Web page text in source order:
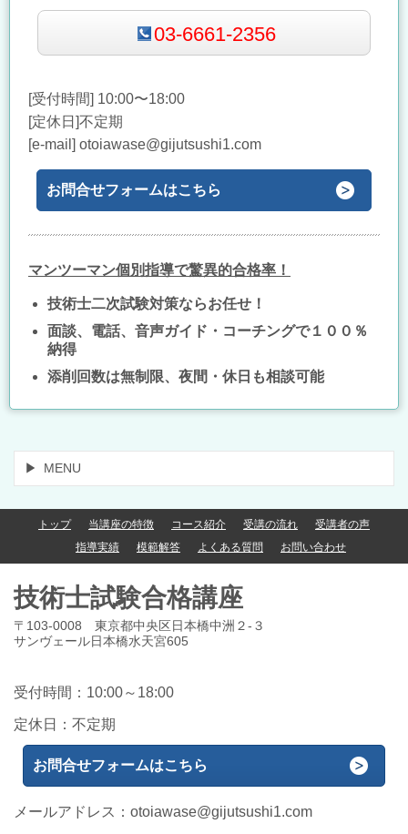
03-6661-2356
[受付時間] 10:00〜18:00
[定休日]不定期
[e-mail] otoiawase@gijutsushi1.com
お問合せフォームはこちら
マンツーマン個別指導で驚異的合格率！
技術士二次試験対策ならお任せ！
面談、電話、音声ガイド・コーチングで１００％
納得
添削回数は無制限、夜間・休日も相談可能
MENU
トップ 当講座の特徴 コース紹介 受講の流れ
受講者の声
指導実績
模範解答 よくある質問 お問い合わせ
技術士試験合格講座
〒103-0008 東京都中央区日本橋中洲２-３
サンヴェール日本橋水天宮605
受付時間：10:00～18:00
定休日：不定期
お問合せフォームはこちら
メールアドレス： otoiawase@gijutsushi1.com